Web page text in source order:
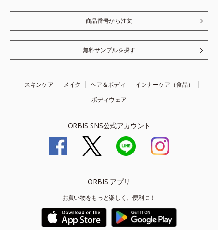
商品番号から注文
無料サンプルを探す
スキンケア メイク ヘア＆ボディ
インナーケア（食品）
ボディウェア
ORBIS SNS公式アカウント
ORBIS アプリ
お買い物をもっと楽しく、便利に！